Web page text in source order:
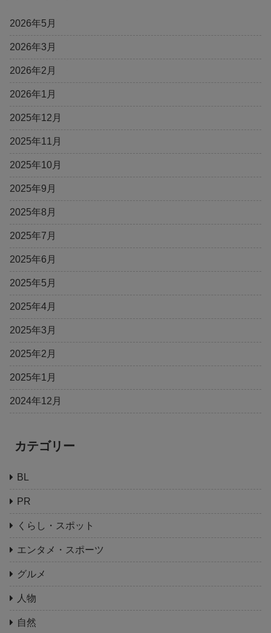
2026年5月
2026年3月
2026年2月
2026年1月
2025年12月
2025年11月
2025年10月
2025年9月
2025年8月
2025年7月
2025年6月
2025年5月
2025年4月
2025年3月
2025年2月
2025年1月
2024年12月
カテゴリー
BL
PR
くらし・スポット
エンタメ・スポーツ
グルメ
人物
自然